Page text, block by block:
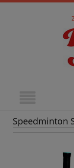
Speedminton